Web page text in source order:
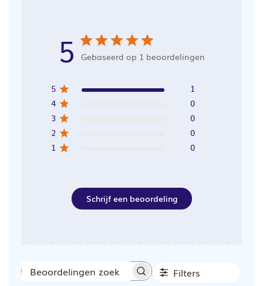
5 Gebaseerd op 1 beoordelingen
5
1
4
0
3
0
2
0
1
0
Schrijf een beoordeling
Beoordelingen
Filters